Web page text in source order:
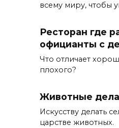
всему миру, чтобы
Ресторан где
официанты с
Что отличает
плохого?
Животные
Искусству делать
царстве животных.